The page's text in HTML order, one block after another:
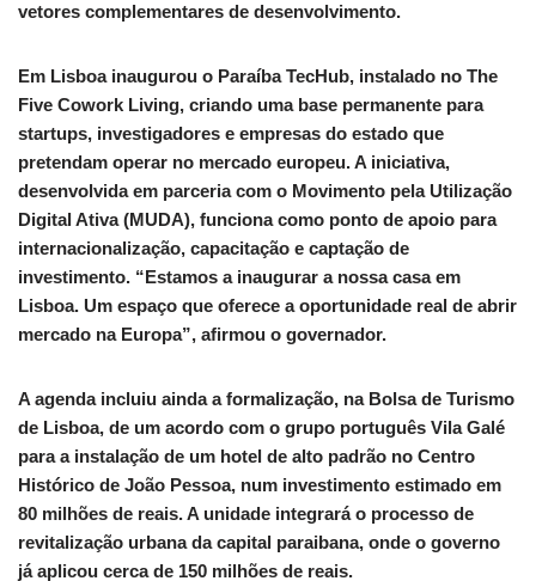
vetores complementares de desenvolvimento.
Em Lisboa inaugurou o Paraíba TecHub, instalado no The
Five Cowork Living, criando uma base permanente para
startups, investigadores e empresas do estado que
pretendam operar no mercado europeu. A iniciativa,
desenvolvida em parceria com o Movimento pela Utilização
Digital Ativa (MUDA), funciona como ponto de apoio para
internacionalização, capacitação e captação de
investimento. “Estamos a inaugurar a nossa casa em
Lisboa. Um espaço que oferece a oportunidade real de abrir
mercado na Europa”, afirmou o governador.
A agenda incluiu ainda a formalização, na Bolsa de Turismo
de Lisboa, de um acordo com o grupo português Vila Galé
para a instalação de um hotel de alto padrão no Centro
Histórico de João Pessoa, num investimento estimado em
80 milhões de reais. A unidade integrará o processo de
revitalização urbana da capital paraibana, onde o governo
já aplicou cerca de 150 milhões de reais.